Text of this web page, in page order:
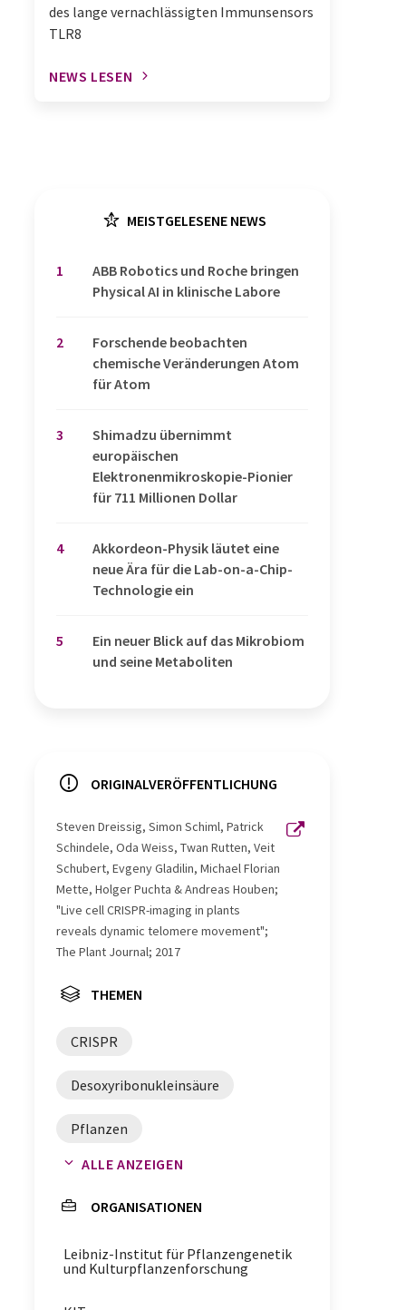
des lange vernachlässigten Immunsensors
TLR8
NEWS LESEN
MEISTGELESENE NEWS
1
​​​​​​​ABB Robotics und Roche bringen
Physical AI in klinische Labore
2
Forschende beobachten
chemische Veränderungen Atom
für Atom
3
Shimadzu übernimmt
europäischen
Elektronenmikroskopie-Pionier
für 711 Millionen Dollar
4
Akkordeon-Physik läutet eine
neue Ära für die Lab-on-a-Chip-
Technologie ein
5
Ein neuer Blick auf das Mikrobiom
und seine Metaboliten
ORIGINALVERÖFFENTLICHUNG
Steven Dreissig, Simon Schiml, Patrick
Schindele, Oda Weiss, Twan Rutten, Veit
Schubert, Evgeny Gladilin, Michael Florian
Mette, Holger Puchta & Andreas Houben;
"Live cell CRISPR-imaging in plants
reveals dynamic telomere movement";
The Plant Journal; 2017
THEMEN
CRISPR
Desoxyribonukleinsäure
Pflanzen
CRISPR-Cas9-Technik
Nicotiana benthamiana
Telomere Bildgebung
ALLE ANZEIGEN
ORGANISATIONEN
Leibniz-Institut für Pflanzengenetik
und Kulturpflanzenforschung